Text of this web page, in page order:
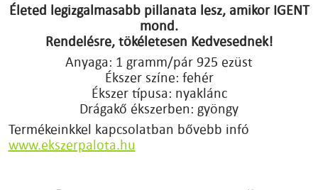
Életed legizgalmasabb pillanata lesz, amikor IGENT
mond.
Rendelésre, tökéletesen Kedvesednek!
Anyaga: 1 gramm/pár 925 ezüst
Ékszer színe: fehér
Ékszer típusa: nyaklánc
Drágakő ékszerben: gyöngy
Termékeinkkel kapcsolatban bővebb infó
www.ekszerpalota.hu